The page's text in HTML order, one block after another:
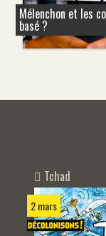
Mélenchon et les
basé ?
Tchad
2 mars